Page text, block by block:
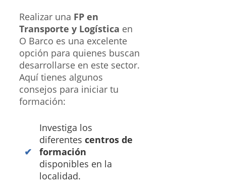
Realizar una FP en
Transporte y Logística en
O Barco es una excelente
opción para quienes buscan
desarrollarse en este sector.
Aquí tienes algunos
consejos para iniciar tu
formación:
Investiga los
diferentes centros de
formación
disponibles en la
localidad.